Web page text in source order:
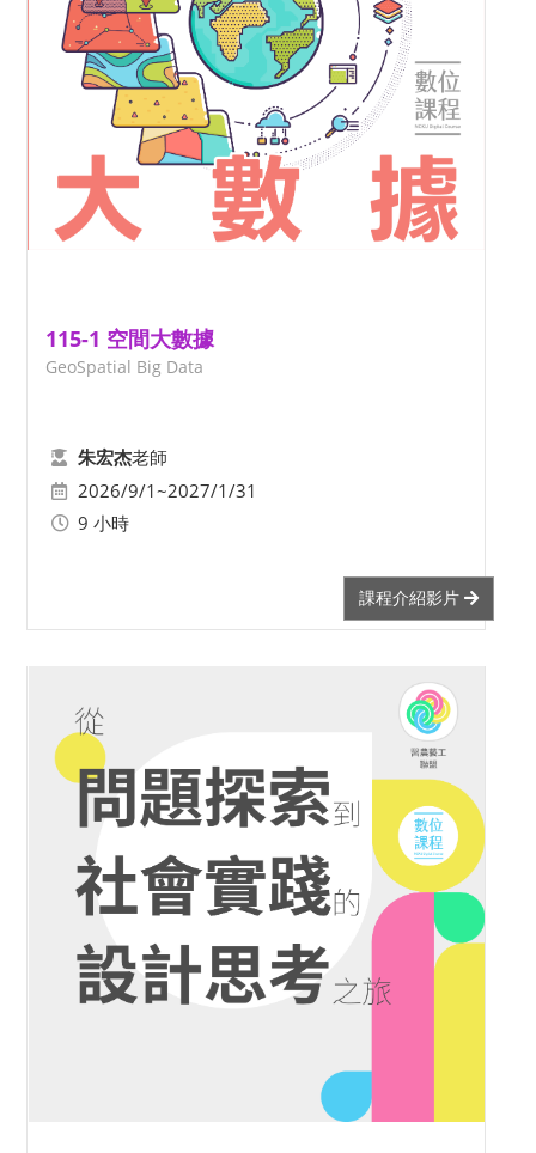
115-1 空間大數據
GeoSpatial Big Data
朱宏杰老師
2026/9/1~2027/1/31
9 小時
課程介紹影片